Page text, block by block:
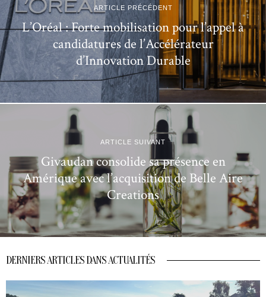
ARTICLE PRÉCÉDENT
L’Oréal : Forte mobilisation pour l’appel à
candidatures de l’Accélérateur
d’Innovation Durable
ARTICLE SUIVANT
Givaudan consolide sa présence en
Amérique avec l’acquisition de Belle Aire
Creations
DERNIERS ARTICLES DANS ACTUALITÉS